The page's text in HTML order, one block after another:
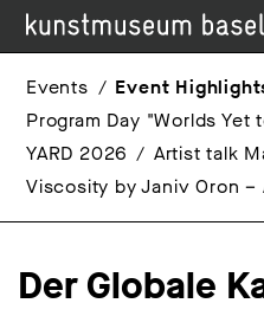
Events
Event
Program Day "Worlds
YARD 2026
Artist talk
Viscosity by Janiv Oron
Der Globale